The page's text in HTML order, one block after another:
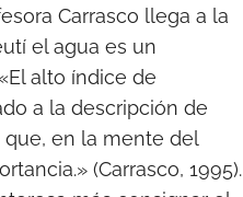
Carrasco llega a la
el agua es un
alto índice de
a la descripción de
en la mente del
(Carrasco, 1995).